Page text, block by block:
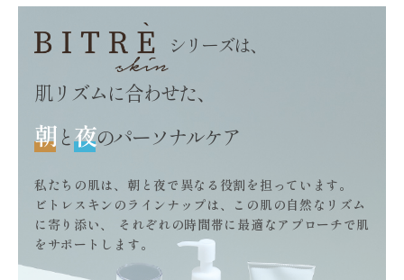
シリーズは、
肌リズムに合わせた、
朝と夜のパーソナルケア
私たちの肌は、朝と夜で異なる役割を担っています。
ビトレスキンのラインナップは、この肌の自然なリズム
に寄り添い、
それぞれの時間帯に最適なアプローチで肌
をサポートします。